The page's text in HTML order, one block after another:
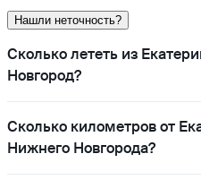
Нашли неточность?
Сколько лететь из
Новгород?
Сколько километров от
Нижнего Новгорода?